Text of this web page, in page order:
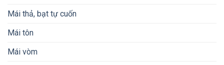
Mái thả, bạt tự cuốn
Mái tôn
Mái vòm